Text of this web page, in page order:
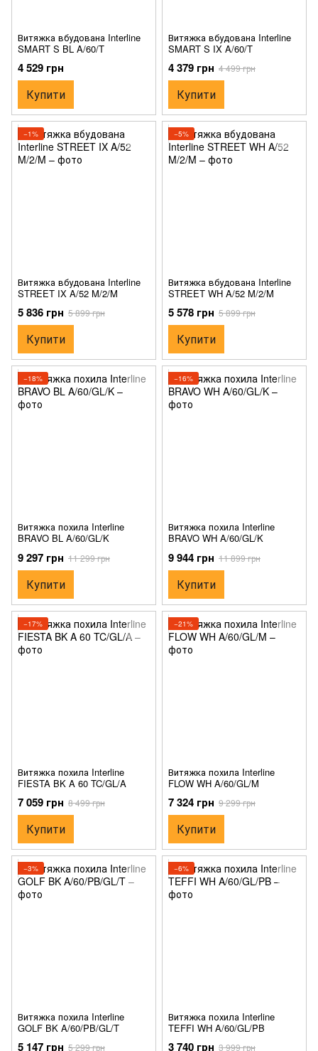
Витяжка вбудована Interline
SMART S BL A/60/T
4 529 грн
Купити
Витяжка вбудована Interline
SMART S IX A/60/T
4 379 грн 4 499 грн
Купити
−1%
Витяжка вбудована Interline
STREET IX A/52 M/2/M
5 836 грн 5 899 грн
Купити
−5%
Витяжка вбудована Interline
STREET WH A/52 M/2/M
5 578 грн 5 899 грн
Купити
−18%
Витяжка похила Interline
BRAVO BL A/60/GL/K
9 297 грн 11 299 грн
Купити
−16%
Витяжка похила Interline
BRAVO WH A/60/GL/K
9 944 грн 11 899 грн
Купити
−17%
Витяжка похила Interline
FIESTA BK A 60 TC/GL/A
7 059 грн 8 499 грн
Купити
−21%
Витяжка похила Interline
FLOW WH A/60/GL/M
7 324 грн 9 299 грн
Купити
−3%
Витяжка похила Interline
GOLF BK A/60/PB/GL/T
5 147 грн 5 299 грн
−6%
Витяжка похила Interline
TEFFI WH A/60/GL/PB
3 740 грн 3 999 грн